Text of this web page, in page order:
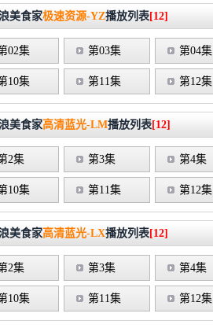
美食家极速资源-YZ播放列表[12]
02集 第03集 第04集
10集 第11集 第12集
美食家高清蓝光-LM播放列表[12]
2集 第3集 第4集
10集 第11集 第12集
美食家高清蓝光-LX播放列表[12]
2集 第3集 第4集
10集 第11集 第12集